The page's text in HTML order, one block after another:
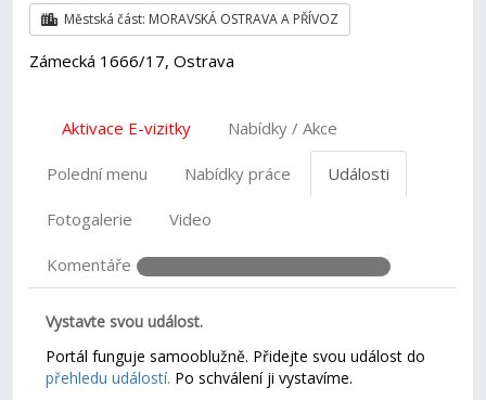
Městská část: MORAVSKÁ OSTRAVA A PŘÍVOZ
Zámecká 1666/17, Ostrava
Aktivace E-vizitky Nabídky / Akce
Polední menu Nabídky práce Události
Fotogalerie Video
Komentáře
Vystavte svou událost.
Portál funguje samooblužně. Přidejte svou událost do
přehledu událostí. Po schválení ji vystavíme.